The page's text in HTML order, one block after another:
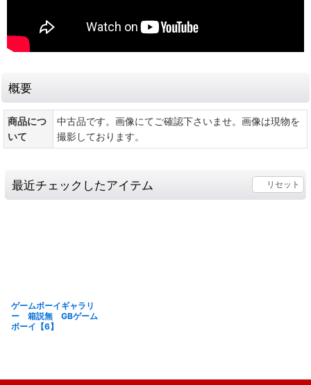
概要
商品につ
いて
中古品です。画像にてご確認下さいませ。画像は現物を
撮影しております。
最近チェックしたアイテム リセット
ゲームボーイギャラリ
ー 箱説無 GBゲーム
ボーイ【6】